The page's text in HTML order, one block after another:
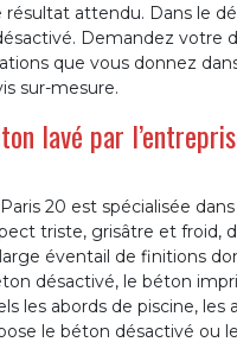
résultat attendu. Dans le
Demandez votre
que vous donnez
sur-mesure.
lavé par
20 est spécialisée dans
triste, grisâtre et froid,
éventail de finitions
désactivé, le béton
les abords de piscine, les
le béton désactivé ou